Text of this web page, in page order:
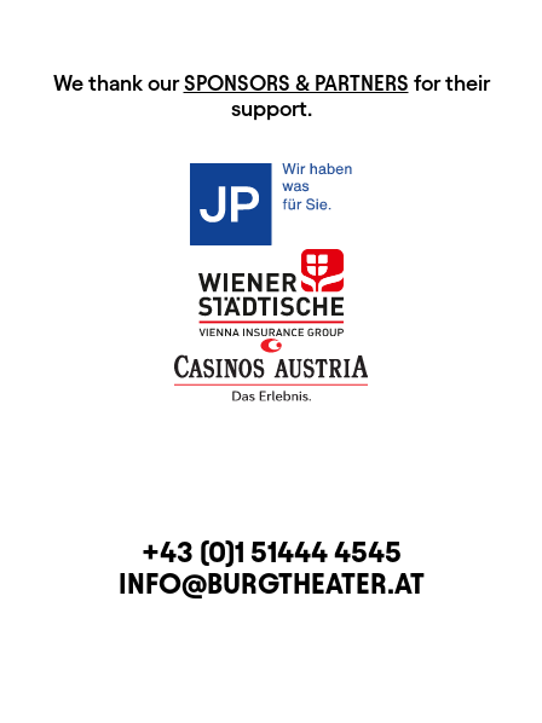
HAUPTSPONSOREN
We thank ourSPONSORS & PARTNERS for their
support.
CONTACTTELEPHONE
+43 (0)1 51444 4545
E-MAIL
INFO@BURGTHEATER.AT